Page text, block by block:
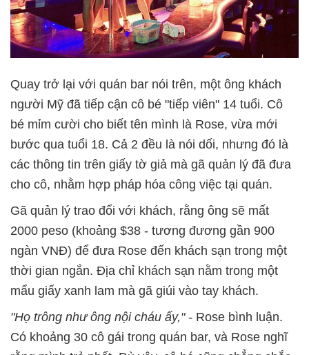
Quay trở lại với quán bar nói trên, một ông khách
người Mỹ đã tiếp cận cô bé "tiếp viên" 14 tuổi. Cô
bé mỉm cười cho biết tên mình là Rose, vừa mới
bước qua tuổi 18. Cả 2 đều là nói dối, nhưng đó là
các thông tin trên giấy tờ giả mà gã quản lý đã đưa
cho cô, nhằm hợp pháp hóa công việc tại quán.
Gã quản lý trao đổi với khách, rằng ông sẽ mất
2000 peso (khoảng $38 - tương đương gần 900
ngàn VNĐ) để đưa Rose đến khách sạn trong một
thời gian ngắn. Địa chỉ khách sạn nằm trong một
mẩu giấy xanh lam mà gã giúi vào tay khách.
"Họ trông như ông nội cháu ấy," - Rose bình luận.
Có khoảng 30 cô gái trong quán bar, và Rose nghĩ